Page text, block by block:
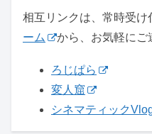
相互リンクは、常時受け
ーム
から、お気軽にご
ろじぱら
変人窟
シネマティック